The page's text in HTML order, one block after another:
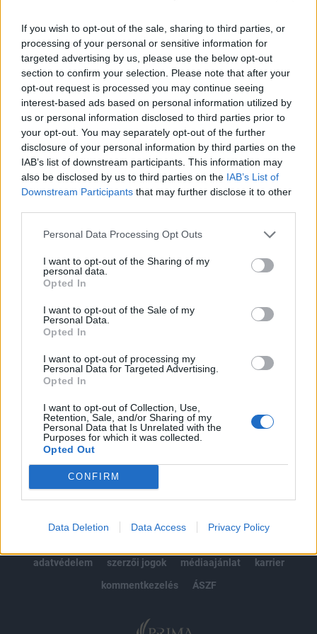
If you wish to opt-out of the sale, sharing to third parties, or
processing of your personal or sensitive information for
targeted advertising by us, please use the below opt-out
section to confirm your selection. Please note that after your
opt-out request is processed you may continue seeing
interest-based ads based on personal information utilized by
us or personal information disclosed to third parties prior to
your opt-out. You may separately opt-out of the further
disclosure of your personal information by third parties on the
IAB’s list of downstream participants. This information may
also be disclosed by us to third parties on the IAB’s List of
Downstream Participants that may further disclose it to other
Personal Data Processing Opt Outs
I want to opt-out of the Sharing of my
personal data.
Opted In
I want to opt-out of the Sale of my
Personal Data.
Opted In
I want to opt-out of processing my
Personal Data for Targeted Advertising.
Opted In
I want to opt-out of Collection, Use,
Retention, Sale, and/or Sharing of my
Personal Data that Is Unrelated with the
Purposes for which it was collected.
Opted Out
CONFIRM
Data Deletion Data Access Privacy Policy
Egy Oracle konferencián a cég első embere elmondta, hogy
a szoftver kiadások csökkenése a koncentráció irányába
terelte a piacot, hiszen a kisebb szereplők egyre része
tönkrement, a másik részébe vetett fogyasztói bizalom
pedig jelentősen lecsökkent, elsőssorban kis méretük miatt.
A válság négy nyertese az IBM, az SAP, az Oracle és a
Microsoft, így a vevőknek is kevesebb...
KEDVES OLVASÓNK!
regisztrációhoz kötött.
Az előfizetés a következőket tartalmazza:
Portfolio.hu teljes cikkarchívum
kötéslistái
Előfizetés
MÁR ELŐFIZETŐNK VAGY?BEJELENTKEZÉS
adatvédelem
szerzői jogok médiaajánlat
karrier
kommentkezelés
ÁSZF